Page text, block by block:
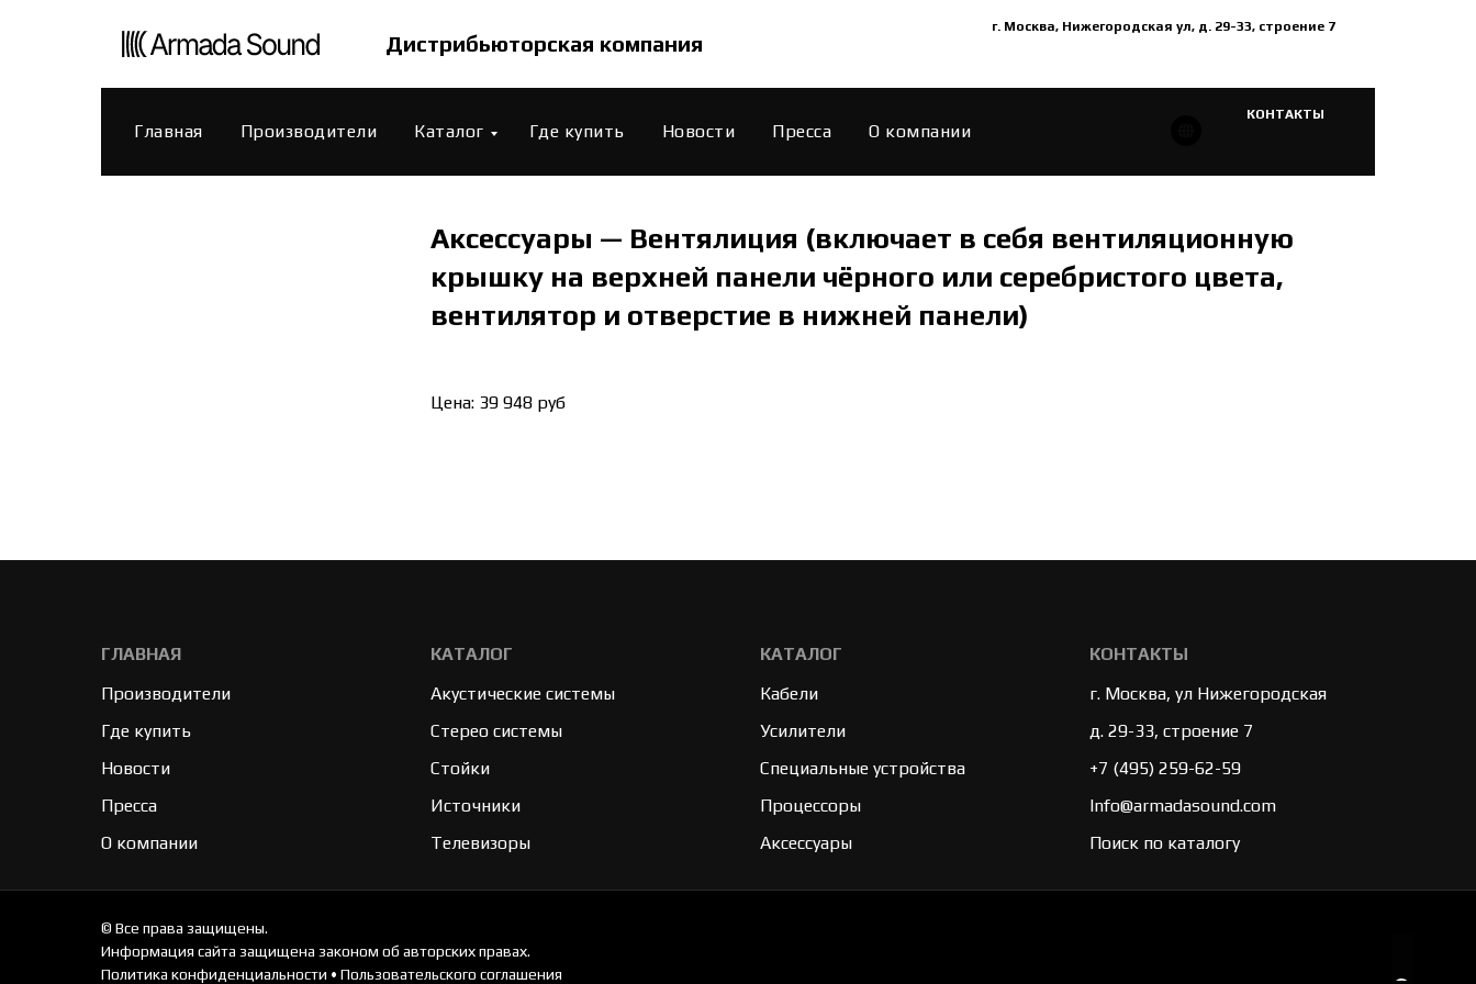
Дистрибьюторская компания
г. Москва, Нижегородская ул, д. 29-33, строение 7
Главная Производители Каталог Где купить Новости Пресса О компании
КОНТАКТЫ
Аксессуары — Вентялиция (включает в себя вентиляционную
крышку на верхней панели чёрного или серебристого цвета,
вентилятор и отверстие в нижней панели)
Цена: 39 948 руб
ГЛАВНАЯ
Производители
Где купить
Новости
Пресса
О компании
КАТАЛОГ
Акустические системы
Стерео системы
Стойки
Источники
Телевизоры
КАТАЛОГ
Кабели
Усилители
Специальные устройства
Процессоры
Аксессуары
КОНТАКТЫ
г. Москва, ул Нижегородская
д. 29-33, строение 7
+7 (495) 259-62-59
Info@armadasound.com
Поиск по каталогу
© Все права защищены.
Информация сайта защищена законом об авторских правах.
Политика конфиденциальности • Пользовательского соглашения